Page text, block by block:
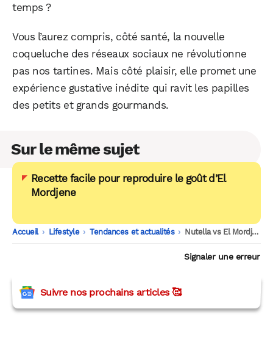
temps ?
Vous l’aurez compris, côté santé, la nouvelle
coqueluche des réseaux sociaux ne révolutionne
pas nos tartines. Mais côté plaisir, elle promet une
expérience gustative inédite qui ravit les papilles
des petits et grands gourmands.
Sur le même sujet
Recette facile pour reproduire le goût d’El
Mordjene
Accueil -
Lifestyle -
Tendances et actualités -
Nutella vs El Mordjene : quelle pâte à tartiner est la meilleure ?
Signaler une erreur
Suivre nos prochains articles 🥰